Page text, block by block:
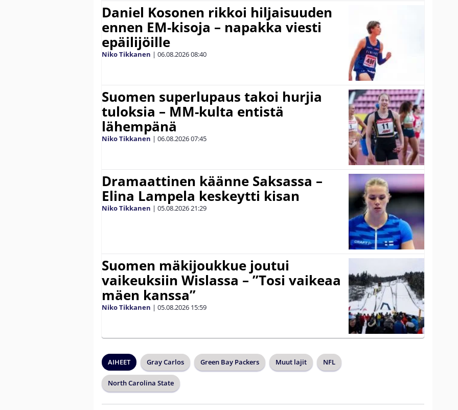
Daniel Kosonen rikkoi hiljaisuuden
ennen EM-kisoja – napakka viesti
epäilijöille
Niko Tikkanen | 06.08.202608:40
Suomen superlupaus takoi hurjia
tuloksia – MM-kulta entistä
lähempänä
Niko Tikkanen | 06.08.202607:45
Dramaattinen käänne Saksassa –
Elina Lampela keskeytti kisan
Niko Tikkanen | 05.08.202621:29
Suomen mäkijoukkue joutui
vaikeuksiin Wislassa – ”Tosi vaikeaa
mäen kanssa”
Niko Tikkanen | 05.08.2026 15:59
AIHEET Gray Carlos Green Bay Packers Muut lajit NFL
North Carolina State